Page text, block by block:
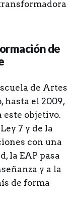
de
de Artes
hasta el 2009,
objetivo.
7 y de la
con una
la EAP pasa
y a la
de forma